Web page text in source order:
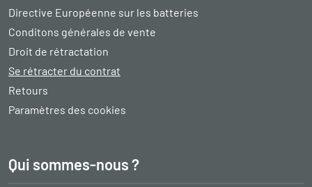
Directive Européenne sur les batteries
Conditons générales de vente
Droit de rétractation
Se rétracter du contrat
Retours
Paramètres des cookies
Qui sommes-nous ?